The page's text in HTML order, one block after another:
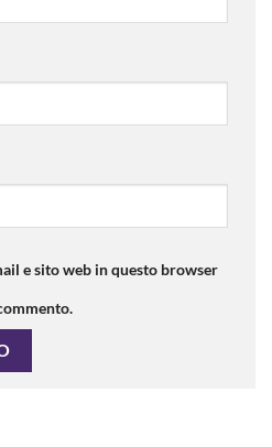
e sito web in questo browser